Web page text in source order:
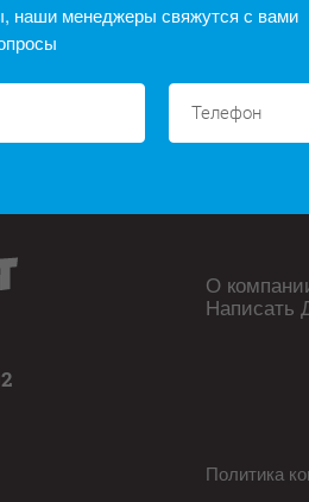
наши менеджеры свяжутся с вами
О
Написать
Политика